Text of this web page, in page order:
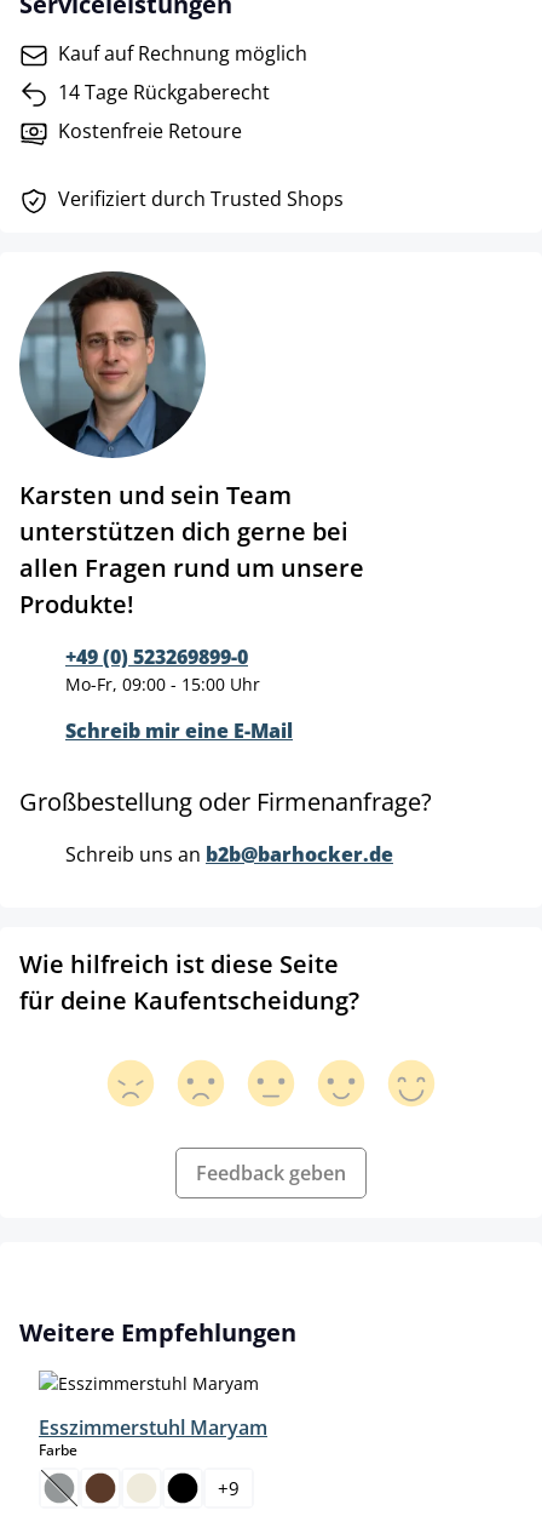
Kauf auf Rechnung möglich
14 Tage Rückgaberecht
Kostenfreie Retoure
Verifiziert durch Trusted Shops
Karsten und sein Team
unterstützen dich gerne bei
allen Fragen rund um unsere
Produkte!
+49 (0) 523269899-0
Mo-Fr, 09:00 - 15:00 Uhr
Schreib mir eine E-Mail
Großbestellung oder Firmenanfrage?
Schreib uns an b2b@barhocker.de
Wie hilfreich ist diese Seite
für deine Kaufentscheidung?
Feedback geben
Produktgalerie überspringen
Weitere Empfehlungen
Esszimmerstuhl Maryam
Farbeauswählen
(Diese Option ist zurzeit nicht verfügbar.)
+9